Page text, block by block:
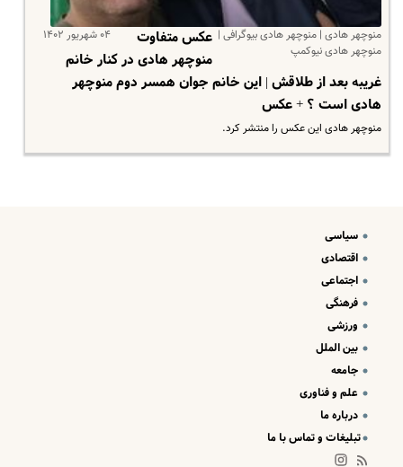
منوچهر هادی | منوچهر هادی بیوگرافی |
منوچهر هادی نیوکمپ
۰۴ شهریور ۱۴۰۲
عکس متفاوت
منوچهر هادی در کنار خانم
غریبه بعد از طلاقش | این خانم جوان همسر دوم منوچهر
هادی است ؟ + عکس
منوچهر هادی این عکس را منتشر کرد.
سیاسی
اقتصادی
اجتماعی
فرهنگی
ورزشی
بین الملل
جامعه
علم و فناوری
درباره ما
تبلیغات و تماس با ما